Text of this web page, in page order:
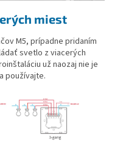
miest
M5, prípadne pridaním
svetlo z viacerých
už naozaj nie je
používajte.